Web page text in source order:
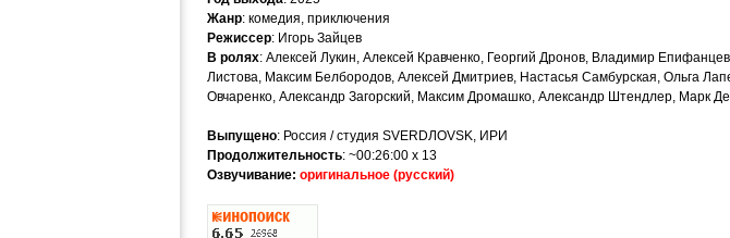
Жанр: комедия, приключения
Режиссер: Игорь Зайцев
В ролях: Алексей Лукин, Алексей Кравченко, Георгий Дронов, Владимир
Листова, Максим Белбородов, Алексей Дмитриев, Настасья Самбурская, Ольга
Овчаренко, Александр Загорский, Максим Дромашко, Александр Штендлер, Марк
Выпущено: Россия / студия SVERDЛOVSK, ИРИ
Продолжительность: ~00:26:00 х 13
Озвучивание: оригинальное (русский)